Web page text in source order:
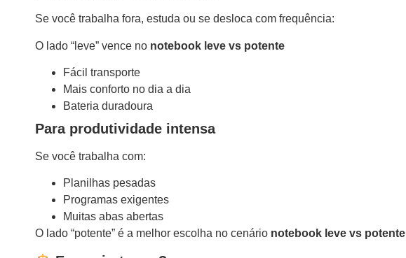
Se você trabalha fora, estuda ou se desloca com frequência:
O lado “leve” vence no notebook leve vs potente
Fácil transporte
Mais conforto no dia a dia
Bateria duradoura
Para produtividade intensa
Se você trabalha com:
Planilhas pesadas
Programas exigentes
Muitas abas abertas
O lado “potente” é a melhor escolha no cenário notebook leve vs potente